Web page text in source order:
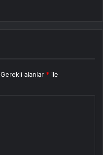
Gerekli alanlar * ile